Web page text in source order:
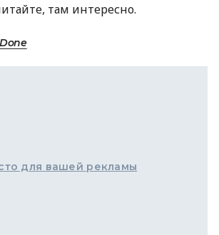
там интересно.
Done
для вашей рекламы